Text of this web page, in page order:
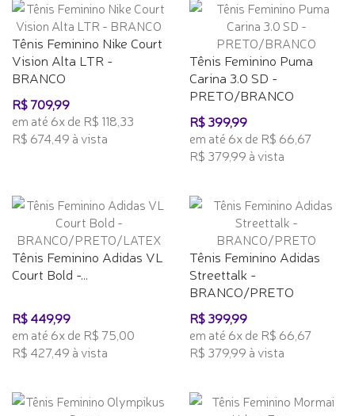
Tênis Feminino Nike Court
Vision Alta LTR -
BRANCO
R$ 709,99
em até 6x de R$ 118,33
R$ 674,49 à vista
Tênis Feminino Puma
Carina 3.0 SD -
PRETO/BRANCO
R$ 399,99
em até 6x de R$ 66,67
R$ 379,99 à vista
Tênis Feminino Adidas VL
Court Bold -...
R$ 449,99
em até 6x de R$ 75,00
R$ 427,49 à vista
Tênis Feminino Adidas
Streettalk -
BRANCO/PRETO
R$ 399,99
em até 6x de R$ 66,67
R$ 379,99 à vista